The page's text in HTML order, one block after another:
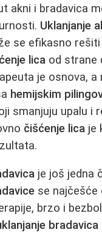
akni i bradavica
Uklanjanje
se efikasno
lica od strane
je osnova, a
hemijskim
smanjuju upalu i
čišćenje lica je
je još jedna
se najčešće
brzo i
bradavica